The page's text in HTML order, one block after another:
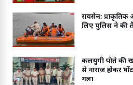
रायसेन:
लिए पुलिस ने की
कलयुगी पोते की
से नाराज होकर
गला